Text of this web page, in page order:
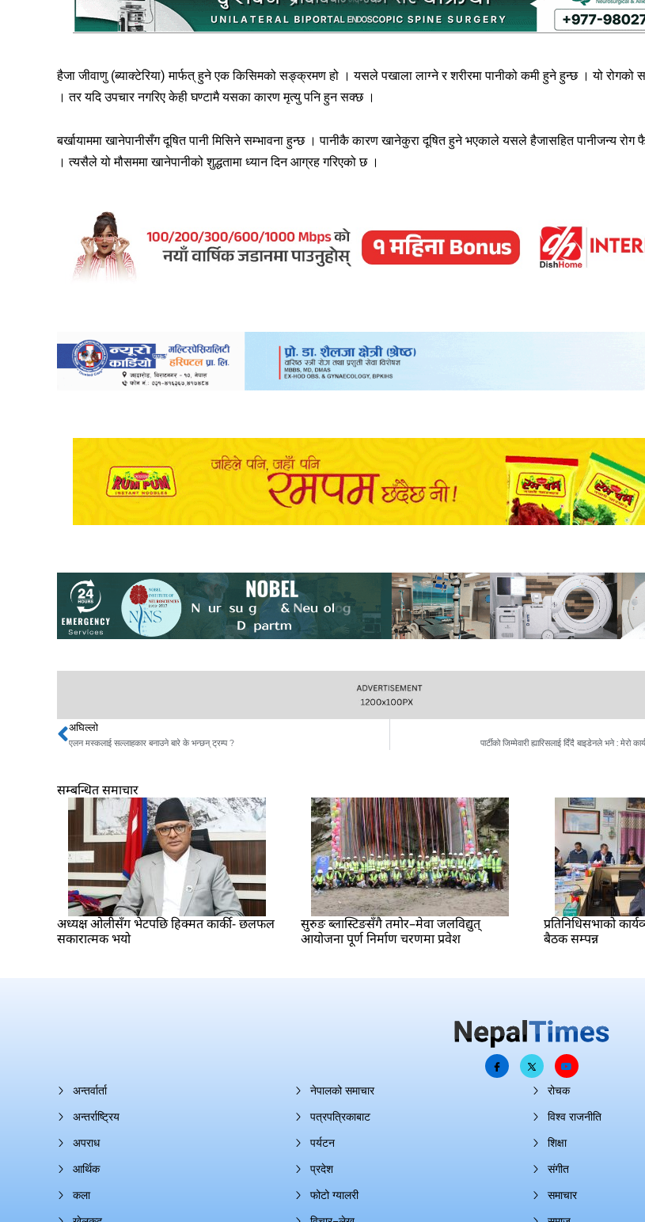
हैजा जीवाणु (ब्याक्टेरिया) मार्फत् हुने एक किसिमको सङ्क्रमण हो । यसले पखाला लाग्ने र शरीरमा पानीको कमी हुने हुन्छ । यो रोगको
। तर यदि उपचार नगरिए केही घण्टामै यसका कारण मृत्यु पनि हुन सक्छ ।
बर्खायाममा खानेपानीसँग दूषित पानी मिसिने सम्भावना हुन्छ । पानीकै कारण खानेकुरा दूषित हुने भएकाले यसले हैजासहित पानीजन्य रोग
।त्यसैले यो मौसममा खानेपानीको शुद्धतामा ध्यान दिन आग्रह गरिएको छ ।
Prev
अघिल्लो
एलन मस्कलाई सल्लाहकार बनाउने बारे के भन्छन् ट्रम्प ? पार्टीको जिम्मेवारी ह्यारिसलाई दिँदै बाइडेनले भने : मेरो
सम्बन्धित समाचार
अध्यक्ष ओलीसँग भेटपछि हिक्मत कार्की- छलफल
सकारात्मक भयो
सुरुङ ब्लास्टिङसँगै तमोर–मेवा जलविद्युत्
आयोजना पूर्ण निर्माण चरणमा प्रवेश
प्रतिनिधिसभाको
बैठक सम्पन्न
अन्तर्वार्ता
अन्तर्राष्ट्रिय
अपराध
आर्थिक
कला
नेपालको समाचार
पत्रपत्रिकाबाट
पर्यटन
प्रदेश
फोटो ग्यालरी
रोचक
विश्व राजनीति
शिक्षा
संगीत
समाचार